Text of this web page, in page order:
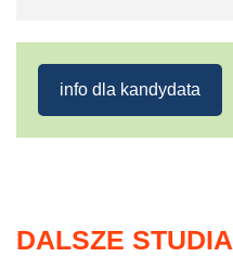
info dla kandydata
DALSZE STUDIA